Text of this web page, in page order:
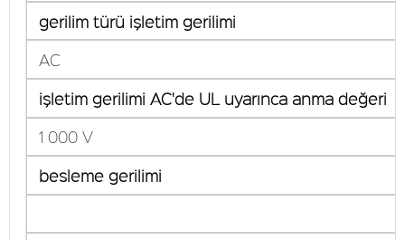
gerilim türü işletim gerilimi
AC
işletim gerilimi AC'de UL uyarınca anma değeri
1 000 V
besleme gerilimi